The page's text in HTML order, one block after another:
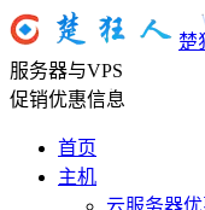
楚
服务器与VPS
促销优惠信息
首页
主机
云服务器优